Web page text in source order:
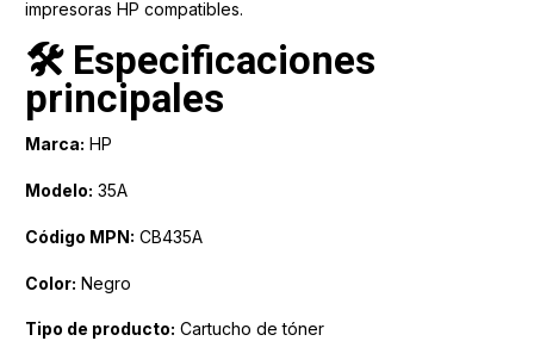
impresoras HP compatibles.
🛠️ Especificaciones
principales
Marca: HP
Modelo: 35A
Código MPN: CB435A
Color: Negro
Tipo de producto: Cartucho de tóner